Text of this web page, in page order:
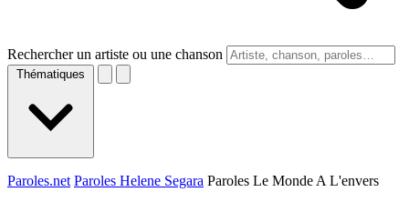
Rechercher un artiste ou une chanson
Thématiques
Paroles.net Paroles Helene Segara Paroles Le Monde A L'envers